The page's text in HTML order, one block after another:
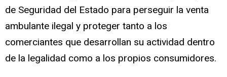
de Seguridad del Estado para perseguir la venta
ambulante ilegal y proteger tanto a los
comerciantes que desarrollan su actividad dentro
de la legalidad como a los propios consumidores.